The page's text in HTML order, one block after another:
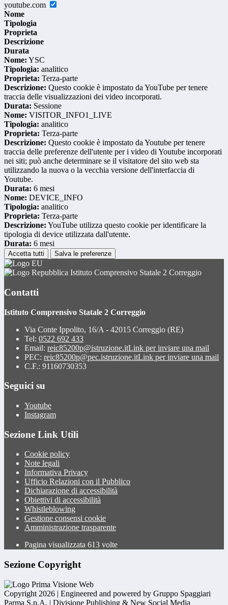
youtube.com
Nome
Tipologia
Proprieta
Descrizione
Durata
Nome: YSC
Tipologia: analitico
Proprieta: Terza-parte
Descrizione: Questo cookie è impostato da YouTube per tenere
traccia delle visualizzazioni dei video incorporati.
Durata: Sessione
Nome: VISITOR_INFO1_LIVE
Tipologia: analitico
Proprieta: Terza-parte
Descrizione: Questo cookie è impostato da Youtube per tenere
traccia delle preferenze dell'utente per i video di Youtube incorporati
nei siti; può anche determinare se il visitatore del sito web sta
utilizzando la nuova o la vecchia versione dell'interfaccia di
Youtube.
Durata: 6 mesi
Nome: DEVICE_INFO
Tipologia: analitico
Proprieta: Terza-parte
Descrizione: YouTube utilizza questo cookie per identificare la
tipologia di device utilizzata dall'utente.
Durata: 6 mesi
Accetta tutti Salva le preferenze
Istituto Comprensivo Statale 2 Correggio
Contatti
Istituto Comprensivo Statale 2 Correggio
Via Conte Ippolito, 16/A - 42015 Correggio (RE)
Tel: 0522 692 433
Email: reic85200p@istruzione.itLink per inviare una mail
PEC: reic85200p@pec.istruzione.itLink per inviare una mail
C.F.: 91160730353
Seguici su
Youtube
Instagram
Sezione Link Utili
Cookie policy
Note legali
Informativa Privacy
Ufficio Relazioni con il Pubblico
Dichiarazione di accessibilità
Obiettivi di accessibilità
Whistleblowing
Gestione consensi cookie
Amministrazione trasparente
Pagina visualizzata 613 volte
Sezione Copyright
Copyright 2026 | Engineered and powered by Gruppo Spaggiari
Parma S.p.A. | Divisione Publishing & New Social Media